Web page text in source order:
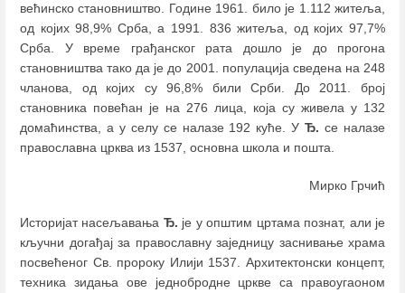
већинско становништво. Године 1961. било је 1.112 житеља,
од којих 98,9% Срба, а 1991. 836 житеља, од којих 97,7%
Срба. У време грађанског рата дошло је до прогона
становништва тако да је до 2001. популација сведена на 248
чланова, од којих су 96,8% били Срби. До 2011. број
становника повећан је на 276 лица, која су живела у 132
домаћинства, а у селу се налазе 192 куће. УЂ. се налазе
православна црква из 1537, основна школа и пошта.
Мирко Грчић
Историјат насељавања Ђ. је у општим цртама познат, али је
кључни догађај за православну заједницу заснивање храма
посвећеног Св. пророку Илији 1537. Архитектонски концепт,
техника зидања ове једнобродне цркве са правоугаоном